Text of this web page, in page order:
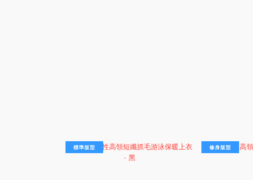
標準版型 修身版型